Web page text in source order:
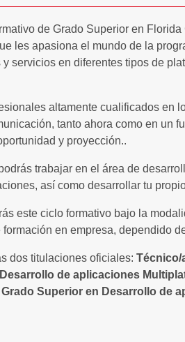
de Grado Superior en
les apasiona el mundo de la
servicios en diferentes tipos de
altamente cualificados en
tanto ahora como en un
y proyección..
trabajar en el área de
así como desarrollar tu
este ciclo formativo bajo la
formación en empresa, dependido
dos titulaciones oficiales: Técnico/
de aplicaciones
Superior en Desarrollo de